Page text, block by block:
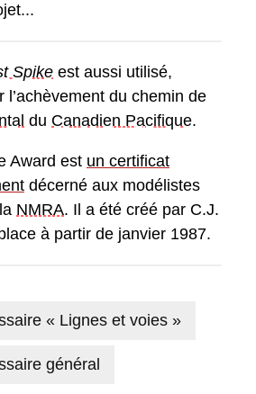
Spike est aussi utilisé,
l’achèvement du chemin de
du Canadien Pacifique.
Award est un certificat
décerné aux modélistes
NMRA. Il a été créé par C.J.
à partir de janvier 1987.
« Lignes et voies »
général